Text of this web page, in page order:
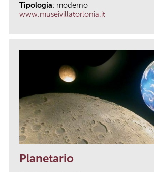
Tipologia: moderno
www.museivillatorlonia.it
Planetario